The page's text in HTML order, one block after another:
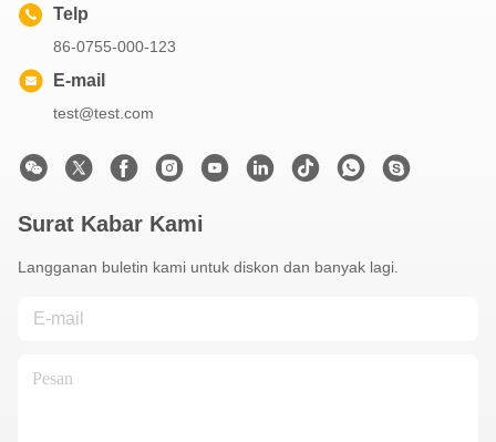
Telp
86-0755-000-123
E-mail
test@test.com
Surat Kabar Kami
Langganan buletin kami untuk diskon dan banyak lagi.